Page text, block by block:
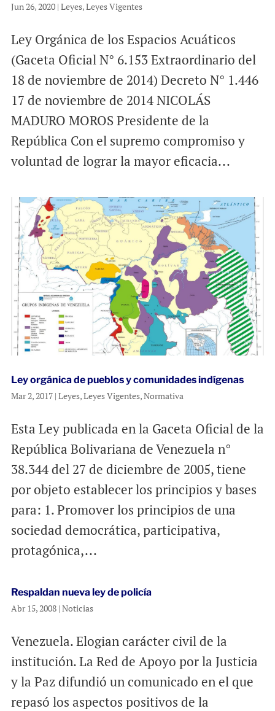
Jun 26, 2020| Leyes,Leyes Vigentes
Ley Orgánica de los Espacios Acuáticos
(Gaceta Oficial N° 6.153 Extraordinario del
18 de noviembre de 2014) Decreto N° 1.446
17 de noviembre de 2014 NICOLÁS
MADURO MOROS Presidente de la
República Con el supremo compromiso y
voluntad de lograr la mayor eficacia...
Ley orgánica de pueblos y comunidades indígenas
Mar 2, 2017| Leyes,Leyes Vigentes,Normativa
Esta Ley publicada en la Gaceta Oficial de la
República Bolivariana de Venezuela n°
38.344 del 27 de diciembre de 2005, tiene
por objeto establecer los principios y bases
para: 1. Promover los principios de una
sociedad democrática, participativa,
protagónica,...
Respaldan nueva ley de policía
Abr 15, 2008| Noticias
Venezuela. Elogian carácter civil de la
institución. La Red de Apoyo por la Justicia
y la Paz difundió un comunicado en el que
repasó los aspectos positivos de la